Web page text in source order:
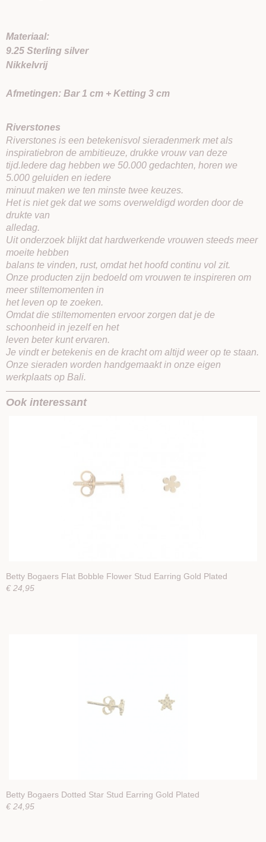
Materiaal:
9.25 Sterling silver
Nikkelvrij
Afmetingen: Bar 1 cm + Ketting 3 cm
Riverstones
Riverstones is een betekenisvol sieradenmerk met als
inspiratiebron de ambitieuze, drukke vrouw van deze
tijd.Iedere dag hebben we 50.000 gedachten, horen we
5.000 geluiden en iedere
minuut maken we ten minste twee keuzes.
Het is niet gek dat we soms overweldigd worden door de
drukte van
alledag.
Uit onderzoek blijkt dat hardwerkende vrouwen steeds meer
moeite hebben
balans te vinden, rust, omdat het hoofd continu vol zit.
Onze producten zijn bedoeld om vrouwen te inspireren om
meer stiltemomenten in
het leven op te zoeken.
Omdat die stiltemomenten ervoor zorgen dat je de
schoonheid in jezelf en het
leven beter kunt ervaren.
Je vindt er betekenis en de kracht om altijd weer op te staan.
Onze sieraden worden handgemaakt in onze eigen
werkplaats op Bali.
Ook interessant
Betty Bogaers Flat Bobble Flower Stud Earring Gold Plated
€ 24,95
Betty Bogaers Dotted Star Stud Earring Gold Plated
€ 24,95